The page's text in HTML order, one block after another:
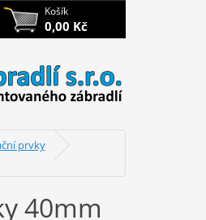
Košík
0,00 Kč
prvky
40mm